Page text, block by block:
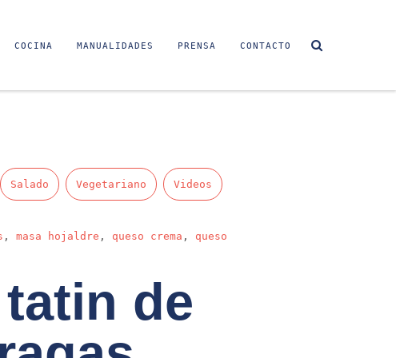
COCINA MANUALIDADES PRENSA CONTACTO
Salado Vegetariano Videos
, masa hojaldre , queso crema , queso
de